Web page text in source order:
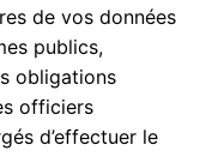
de vos données
publics,
obligations
officiers
d’effectuer le